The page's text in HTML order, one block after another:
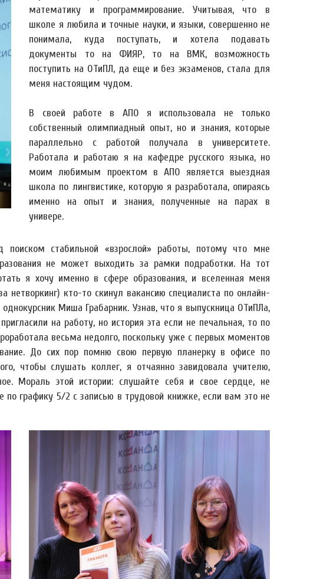
математику и программирование. Учитывая, что в
школе я любила и точные науки, и языки, совершенно не
понимала, куда поступать, и хотела подавать
документы то на ФИЯР, то на ВМК, возможность
поступить на ОТиПЛ, да еще и без экзаменов, стала для
меня настоящим чудом.
В своей работе в АПО я использовала не только
собственный олимпиадный опыт, но и знания, которые
параллельно с работой получала в университете.
Работала и работаю я на кафедре русского языка, но
моим любимым проектом в АПО является выездная
школа по лингвистике, которую я разработала, опираясь
именно на опыт и знания, полученные на парах в
универе.
поиском стабильной «взрослой» работы, потому что мне
не может выходить за рамки подработки. На тот
я хочу именно в сфере образования, и вселенная меня
кто-то скинул вакансию специалиста по онлайн-
Миша Грабарник. Узнав, что я выпускница ОТиПЛа,
на работу, но история эта если не печальная, то по
весьма недолго, поскольку уже с первых моментов
До сих пор помню свою первую планерку в офисе по
чтобы слушать коллег, я отчаянно завидовала учителю,
Мораль этой истории: слушайте себя и свое сердце, не
по графику 5/2 с записью в трудовой книжке, если вам это не